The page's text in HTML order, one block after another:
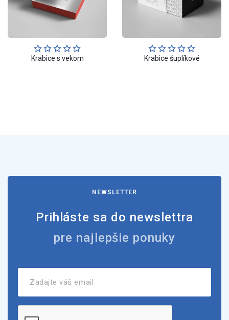
Krabice s vekom Krabice šuplíkové
NEWSLETTER
Prihláste sa do newslettra
pre najlepšie ponuky